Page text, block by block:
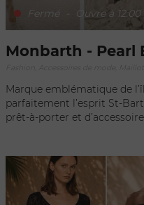
Fermé Ouvre à 12:00
Monbarth - Pearl
Marque emblématique de
parfaitement l’esprit St-
prêt-à-porter et d’accessoires
casualwear » renouvelées
casquettes en passant par
tout est proposé avec la
matières eco-friendly et